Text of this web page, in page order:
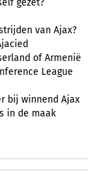
gezet?
van Ajax?
of Armenië
League
bij winnend Ajax
in de maak